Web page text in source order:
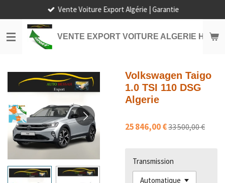
au
contenu
principal
VENTE EXPORT VOITURE ALGERIE HORS
Vente Voiture Export Algérie | Garantie
Volkswagen Taigo
1.0 TSI 110 DSG
Algerie
25 846,00 €33 500,00 €
Transmission